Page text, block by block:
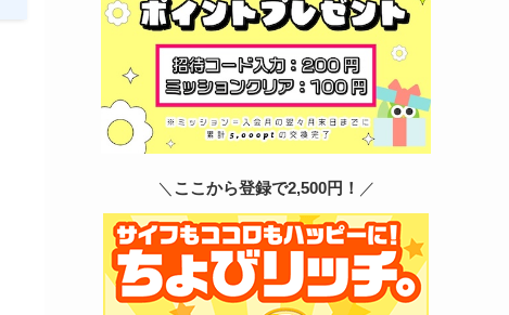
＼ ここから登録で2,500円！ ／